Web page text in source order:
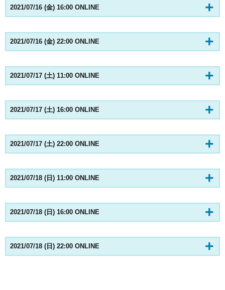
2021/07/16 (金) 16:00 ONLINE
2021/07/16 (金) 22:00 ONLINE
2021/07/17 (土) 11:00 ONLINE
2021/07/17 (土) 16:00 ONLINE
2021/07/17 (土) 22:00 ONLINE
2021/07/18 (日) 11:00 ONLINE
2021/07/18 (日) 16:00 ONLINE
2021/07/18 (日) 22:00 ONLINE